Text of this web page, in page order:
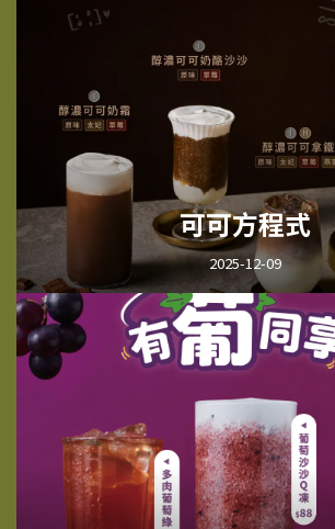
可可方程式
2025-12-09